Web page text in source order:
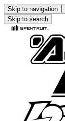
Skip to navigation
Skip to search